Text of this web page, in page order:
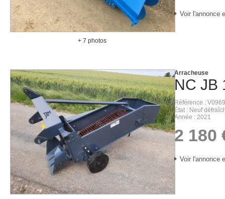
+ 7 photos
Voir l'annonce
NC JB
Arracheuse
Référence
État
Neuf
Année
2021
2 180
Voir l'annonce